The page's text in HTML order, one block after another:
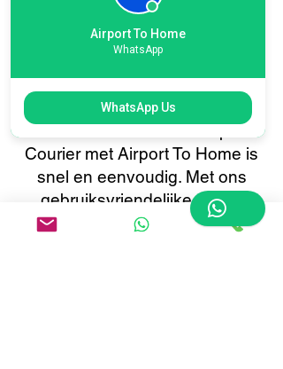
London T6 Airport
Courier: reis slimmer,
niet moeilijker
Het boeken van uw International
Heathrow London T6 Airport
Courier met Airport To Home is
snel en eenvoudig. Met ons
gebruiksvriendelijke online
boekingssysteem kunt u met
Airport To Home
WhatsApp
WhatsApp Us